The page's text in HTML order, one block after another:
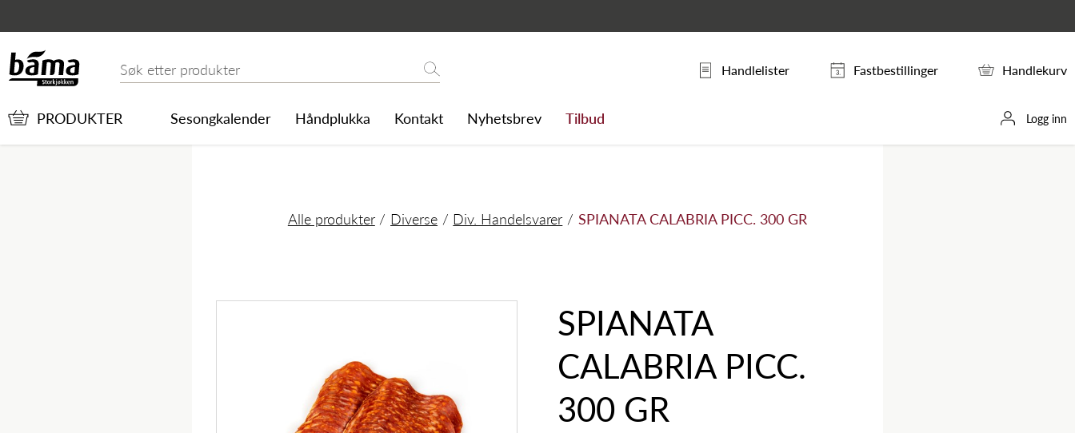
SPIANATA CALABRIA PICC. 300 GR
Søk etter
Søk
Handlelister Fastbestillinger Handlekurv
PRODUKTER Sesongkalender Håndplukka Kontakt Nyhetsbrev Tilbud Logg inn
HovedmenyAlle produkter Diverse Div. Handelsvarer SPIANATA CALABRIA PICC. 300 GR
SPIANATA
CALABRIA PICC.
300 GR